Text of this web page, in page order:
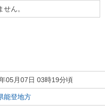
ん。
05月07日 03時19分頃
能登地方